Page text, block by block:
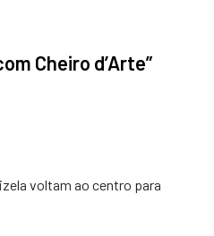
Cheiro d’Arte”